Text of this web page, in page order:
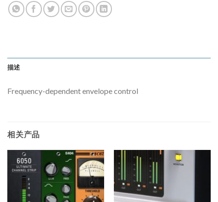
描述
Frequency-dependent envelope control
相关产品